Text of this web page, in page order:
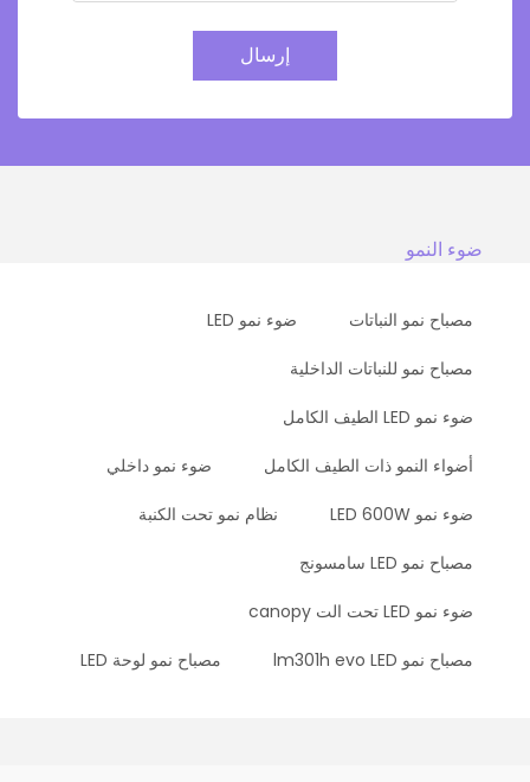
إرسال
ضوء النمو
مصباح نمو النباتات ضوء نمو LED
مصباح نمو للنباتات الداخلية
ضوء نمو LED الطيف الكامل
أضواء النمو ذات الطيف الكامل ضوء نمو داخلي
ضوء نمو LED 600W نظام نمو تحت الكنبة
مصباح نمو LED سامسونج
ضوء نمو LED تحت الت canopy
مصباح نمو lm301h evo LED مصباح نمو لوحة LED